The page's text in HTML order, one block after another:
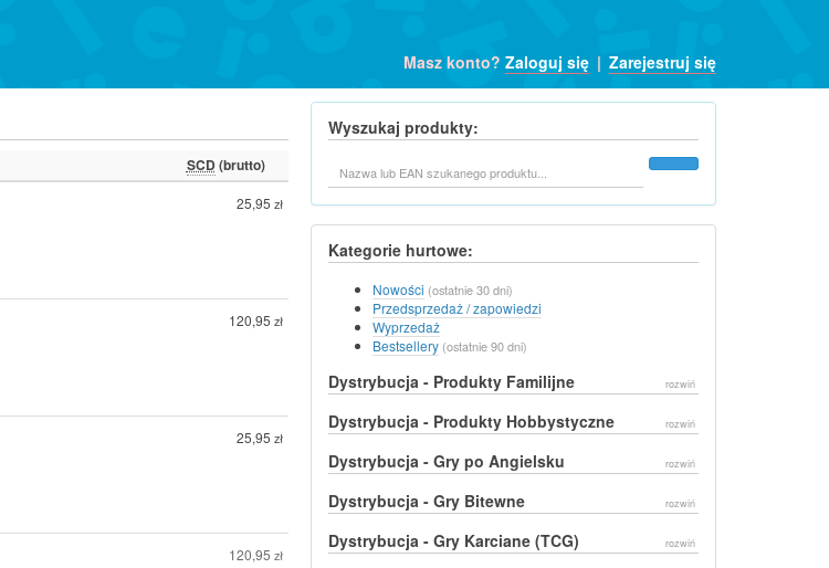
Masz konto? Zaloguj się | Zarejestruj się
SCD (brutto)
25,95 zł
120,95 zł
25,95 zł
120,95 zł
Wyszukaj produkty:
Kategorie hurtowe:
Nowości (ostatnie 30 dni)
Przedsprzedaż / zapowiedzi
Wyprzedaż
Bestsellery (ostatnie 90 dni)
Dystrybucja - Produkty Familijne rozwiń
Dystrybucja - Produkty Hobbystyczne rozwiń
Dystrybucja - Gry po Angielsku rozwiń
Dystrybucja - Gry Bitewne rozwiń
Dystrybucja - Gry Karciane (TCG) rozwiń